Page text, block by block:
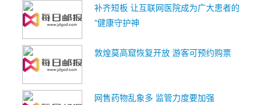
补齐短板 让互联网医院成为广大患者的
“健康守护神
敦煌莫高窟恢复开放 游客可预约购票
网售药物乱象多 监管力度要加强